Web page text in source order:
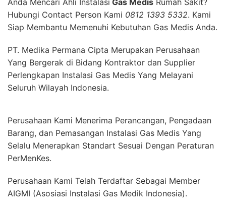
Anda Mencari Ahli Instalasi Gas Medis Rumah Sakit?
Hubungi Contact Person Kami 0812 1393 5332. Kami
Siap Membantu Memenuhi Kebutuhan Gas Medis Anda.
PT. Medika Permana Cipta Merupakan Perusahaan
Yang Bergerak di Bidang Kontraktor dan Supplier
Perlengkapan Instalasi Gas Medis Yang Melayani
Seluruh Wilayah Indonesia.
Perusahaan Kami Menerima Perancangan, Pengadaan
Barang, dan Pemasangan Instalasi Gas Medis Yang
Selalu Menerapkan Standart Sesuai Dengan Peraturan
PerMenKes.
Perusahaan Kami Telah Terdaftar Sebagai Member
AIGMI (Asosiasi Instalasi Gas Medik Indonesia).